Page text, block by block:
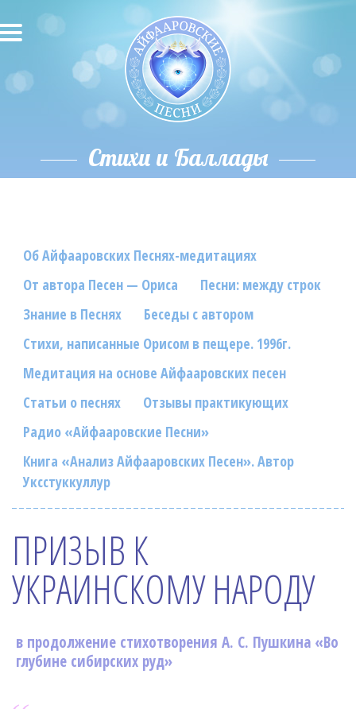
О песнях
Исполнители
Новости
Скачать
Контакты
Фотогалерея
In English
Видео
Ииссиидиология
Номера песен
Стихи и Баллады
Об Айфааровских Песнях-медитациях
От автора Песен — Ориса
Песни: между строк
Знание в Песнях
Беседы с автором
Стихи, написанные Орисом в пещере. 1996г.
Медитация на основе Айфааровских песен
Статьи о песнях
Отзывы практикующих
Радио «Айфааровские Песни»
Книга «Анализ Айфааровских Песен». Автор
Уксстуккуллур
ПРИЗЫВ К
УКРАИНСКОМУ НАРОДУ
в продолжение стихотворения А. С. Пушкина «Во
глубине сибирских руд»